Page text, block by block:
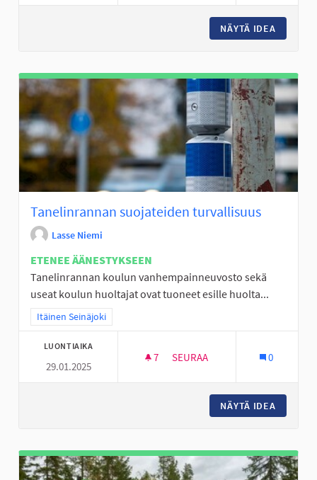
NÄYTÄ IDEA
Tanelinrannan suojateiden turvallisuus
Lasse Niemi
ETENEE ÄÄNESTYKSEEN
Tanelinrannan koulun vanhempainneuvosto sekä
useat koulun huoltajat ovat tuoneet esille huolta...
Rajaa tulokset teeman mukaan: Itäinen Seinäjoki
Itäinen Seinäjoki
LUONTIAIKA
29.01.2025
7 7 SEURAAJAA
SEURAA 0
NÄYTÄ IDEA